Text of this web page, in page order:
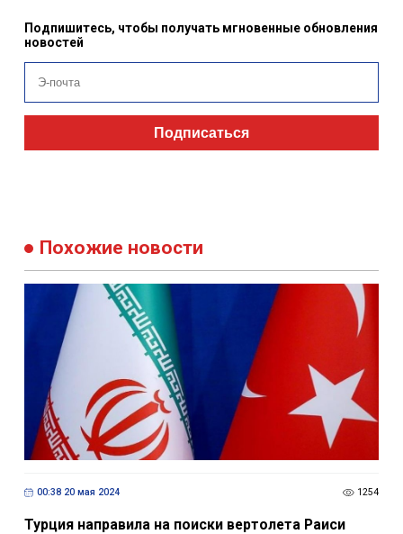
Подпишитесь, чтобы получать мгновенные обновления
новостей
Подписаться
Похожие новости
00:38 20 мая 2024 1254
Турция направила на поиски вертолета Раиси